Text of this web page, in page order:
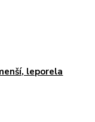
leporela